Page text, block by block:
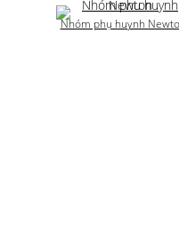
Nhóm phụ huynh